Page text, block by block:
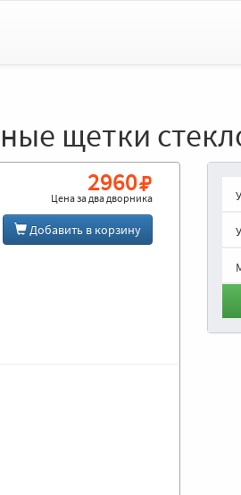
щетки
2960
Цена задва дворника
Добавить в корзину